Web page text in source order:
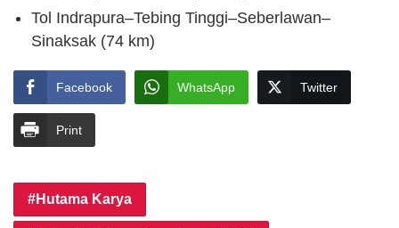
Tol Indrapura–Tebing Tinggi–Seberlawan–
Sinaksak (74 km)
Facebook WhatsApp Twitter
Print
Hutama Karya